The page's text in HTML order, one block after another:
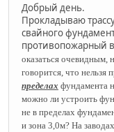
Добрый день.
Прокладываю
свайного
противопожарный
оказаться очевидным,
говорится, что
пределах фундамента
можно ли устроить
не в пределах
и зона 3,0м? На